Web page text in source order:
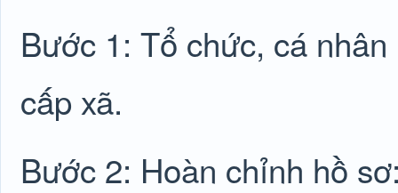
Bước 1: Tổ chức, cá
cấp xã.
Bước 2: Hoàn chỉnh hồ